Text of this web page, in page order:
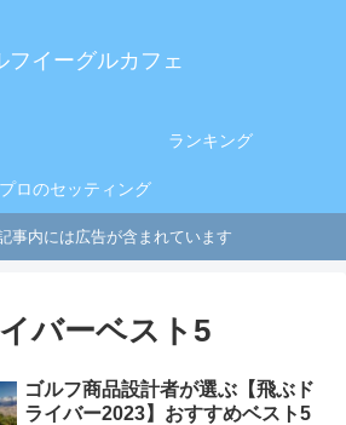
フイーグルカフェ
ランキング
プロのセッティング
事内には広告が含まれています
バーベスト5
ゴルフ商品設計者が選ぶ【飛ぶド
ライバー2023】おすすめベスト5